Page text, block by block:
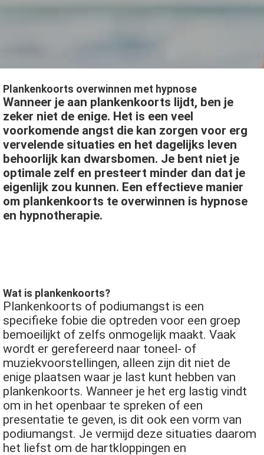
Plankenkoorts overwinnen met hypnose
Wanneer je aan plankenkoorts lijdt, ben je
zeker niet de enige. Het is een veel
voorkomende angst die kan zorgen voor erg
vervelende situaties en het dagelijks leven
behoorlijk kan dwarsbomen. Je bent niet je
optimale zelf en presteert minder dan dat je
eigenlijk zou kunnen. Een effectieve manier
om plankenkoorts te overwinnen is hypnose
en hypnotherapie.
Wat is plankenkoorts?
Plankenkoorts of podiumangst is een
specifieke fobie die optreden voor een groep
bemoeilijkt of zelfs onmogelijk maakt. Vaak
wordt er gerefereerd naar toneel- of
muziekvoorstellingen, alleen zijn dit niet de
enige plaatsen waar je last kunt hebben van
plankenkoorts. Wanneer je het erg lastig vindt
om in het openbaar te spreken of een
presentatie te geven, is dit ook een vorm van
podiumangst. Je vermijd deze situaties daarom
het liefst om de hartkloppingen en
worden
om
te
over
van
op
Hierdoor
website-
van